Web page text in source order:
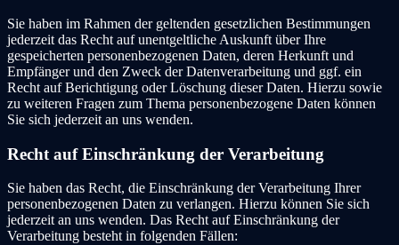
Sie haben im Rahmen der geltenden gesetzlichen Bestimmungen
jederzeit das Recht auf unentgeltliche Auskunft über Ihre
gespeicherten personenbezogenen Daten, deren Herkunft und
Empfänger und den Zweck der Datenverarbeitung und ggf. ein
Recht auf Berichtigung oder Löschung dieser Daten. Hierzu sowie
zu weiteren Fragen zum Thema personenbezogene Daten können
Sie sich jederzeit an uns wenden.
Recht auf Einschränkung der Verarbeitung
Sie haben das Recht, die Einschränkung der Verarbeitung Ihrer
personenbezogenen Daten zu verlangen. Hierzu können Sie sich
jederzeit an uns wenden. Das Recht auf Einschränkung der
Verarbeitung besteht in folgenden Fällen: